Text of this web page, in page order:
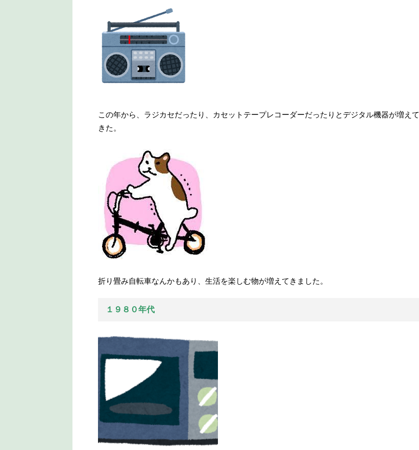
この年から、ラジカセだったり、カセットテープレコーダーだったりとデジタル機器が増えて
きた。
折り畳み自転車なんかもあり、生活を楽しむ物が増えてきました。
１９８０年代